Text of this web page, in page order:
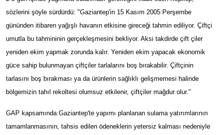
sözlerini şöyle sürdürdü: "Gaziantep'in 15 Kasım 2005 Perşembe
gününden itibaren yağışlı havanın etkisine gireceği tahmin ediliyor. Çiftçi
umutla bu tahmininin gerçekleşmesini bekliyor. Aksi takdirde çift çiler
yeniden ekim yapmak zorunda kalır. Yeniden ekim yapacak ekonomik
güce sahip bulunmayan çiftçiler tarlalarını boş bırakabilir. Çiftçinin
tarlasını boş bırakması ya da ürünlerin sağlıklı gelişmemesi halinde
bölgemizin tahıl rekoltesi olumsuz etkilenir, çiftçiler mağdur olur."
GAP kapsamında Gaziantep'te yapımı planlanan sulama yatırımlarının
tamamlanmasının, tahsis edilen ödeneklerin yetersiz kalması nedeniyle